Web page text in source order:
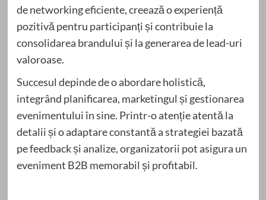
de networking eficiente, creează o experiență
pozitivă pentru participanți și contribuie la
consolidarea brandului și la generarea de lead-uri
valoroase.
Succesul depinde de o abordare holistică,
integrând planificarea, marketingul și gestionarea
evenimentului în sine. Printr-o atenție atentă la
detalii și o adaptare constantă a strategiei bazată
pe feedback și analize, organizatorii pot asigura un
eveniment B2B memorabil și profitabil.